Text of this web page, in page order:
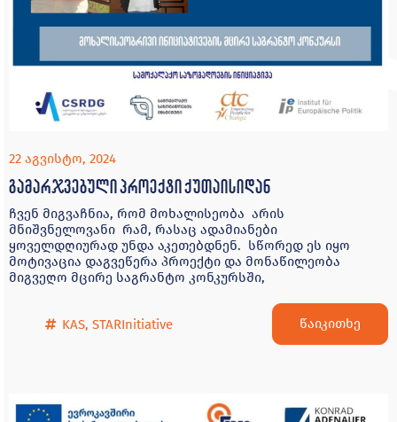
22 აგვისტო, 2024
გამარჯვებული პროექტი ქუთაისიდან
ჩვენ მიგვაჩნია, რომ მოხალისეობა არის
მნიშვნელოვანი რამ, რასაც ადამიანები
ყოველდღიურად უნდა აკეთებდნენ. სწორედ ეს იყო
მოტივაცია დაგვეწერა პროექტი და მონაწილეობა
მიგვეღო მცირე საგრანტო კონკურსში,
KAS, STARInitiative წაიკითხე